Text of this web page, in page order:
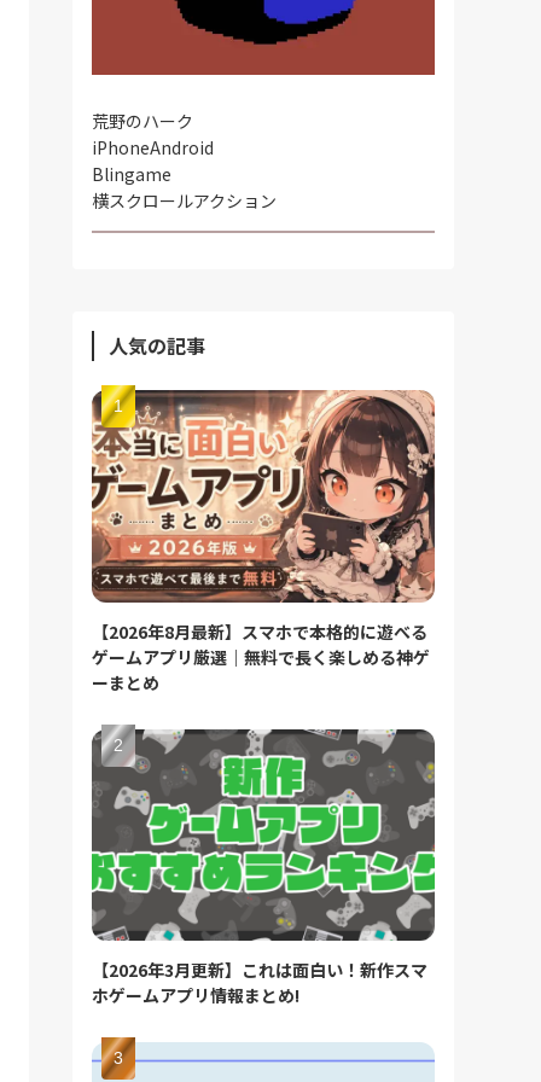
荒野のハーク
iPhoneAndroid
Blingame
横スクロールアクション
人気の記事
【2026年8月最新】スマホで本格的に遊べる
ゲームアプリ厳選｜無料で長く楽しめる神ゲ
ーまとめ
【2026年3月更新】これは面白い！新作スマ
ホゲームアプリ情報まとめ!